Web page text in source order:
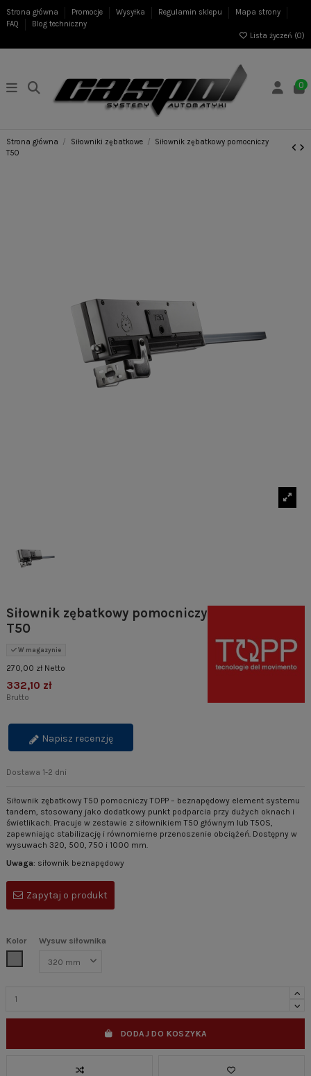
Strona główna Promocje Wysyłka Regulamin sklepu
Mapa strony
FAQ
Blog techniczny
Lista życzeń (0)
0
Strona główna Siłowniki zębatkowe
Siłownik zębatkowy pomocniczy
T50
Siłownik zębatkowy pomocniczy
T50
W magazynie
270,00 zł Netto
332,10 zł
Brutto
Napisz recenzję
Dostawa 1-2 dni
Siłownik zębatkowy T50 pomocniczy TOPP – beznapędowy element systemu
tandem, stosowany jako dodatkowy punkt podparcia przy dużych oknach i
świetlikach. Pracuje w zestawie z siłownikiem T50 głównym lub T50S,
zapewniając stabilizację i równomierne przenoszenie obciążeń. Dostępny w
wysuwach 320, 500, 750 i 1000 mm.
Uwaga: siłownik beznapędowy
Zapytaj o produkt
Kolor
Wysuw siłownika
DODAJ DO KOSZYKA